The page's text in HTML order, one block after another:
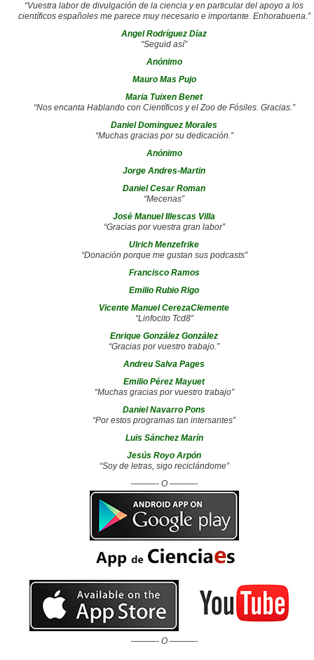
“Vuestra labor de divulgación de la ciencia y en particular del apoyo a los
científicos españoles me parece muy necesario e importante. Enhorabuena.”
Angel Rodríguez Díaz
“Seguid así”
Anónimo
Mauro Mas Pujo
Maria Tuixen Benet
“Nos encanta Hablando con Científicos y el Zoo de Fósiles. Gracias.”
Daniel Dominguez Morales
“Muchas gracias por su dedicación.”
Anónimo
Jorge Andres-Martin
Daniel Cesar Roman
“Mecenas”
José Manuel Illescas Villa
“Gracias por vuestra gran labor”
Ulrich Menzefrike
“Donación porque me gustan sus podcasts”
Francisco Ramos
Emilio Rubio Rigo
Vicente Manuel CerezaClemente
“Linfocito Tcd8”
Enrique González González
“Gracias por vuestro trabajo.”
Andreu Salva Pages
Emilio Pérez Mayuet
“Muchas gracias por vuestro trabajo”
Daniel Navarro Pons
“Por estos programas tan intersantes”
Luis Sánchez Marín
Jesús Royo Arpón
“Soy de letras, sigo reciclándome”
———- O ———-
———- O ———-